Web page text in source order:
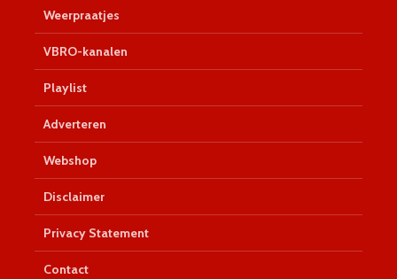
Weerpraatjes
VBRO-kanalen
Playlist
Adverteren
Webshop
Disclaimer
Privacy Statement
Contact